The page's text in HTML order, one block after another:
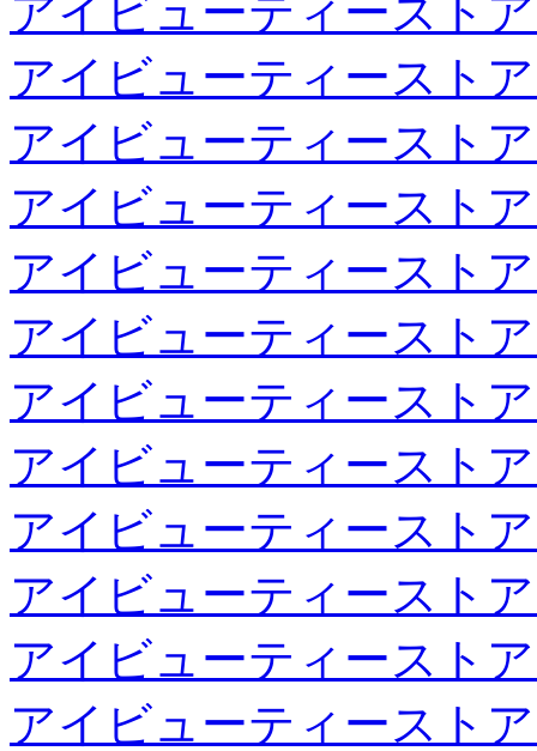
アイビューティースト
アイビューティースト
アイビューティースト
アイビューティースト
アイビューティースト
アイビューティースト
アイビューティースト
アイビューティースト
アイビューティースト
アイビューティースト
アイビューティースト
アイビューティースト